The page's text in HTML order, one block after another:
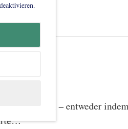
spenden – entweder